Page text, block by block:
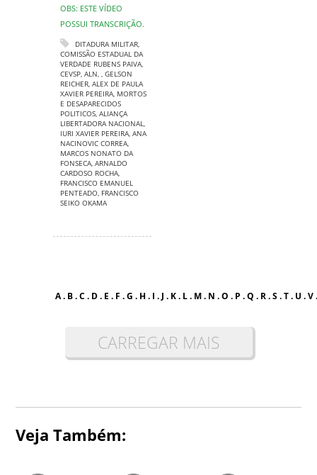
OBS: ESTE VÍDEO
POSSUI TRANSCRIÇÃO.
DITADURA MILITAR,
COMISSÃO ESTADUAL DA
VERDADE RUBENS PAIVA,
CEVSP, ALN, , GELSON
REICHER, ALEX DE PAULA
XAVIER PEREIRA, MORTOS
E DESAPARECIDOS
POLITICOS, ALIANÇA
LIBERTADORA NACIONAL,
IURI XAVIER PEREIRA, ANA
NACINOVIC CORREA,
MARCOS NONATO DA
FONSECA, ARNALDO
CARDOSO ROCHA,
FRANCISCO EMANUEL
PENTEADO, FRANCISCO
SEIKO OKAMA
A. B.C . D. E . F .G . H. I . J . K. L. M. N .O . P .Q . R.S.T. U .V.
CARREGAR MAIS
Veja Também: